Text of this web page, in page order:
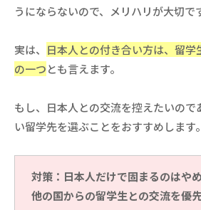
うにならないので、メリハリが大切で
実は、 日本人との付き合い方は、留
の一つとも言えます。
もし、日本人との交流を控えたいので
い留学先を選ぶことをおすすめします。
対策：日本人だけで固まるのはや
他の国からの留学生との交流を優